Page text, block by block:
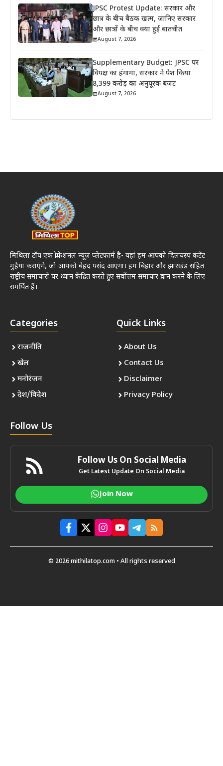
JPSC Protest Update: सरकार और
छात्र के बीच बैठक खत्म, जानिए सरकार
और छात्रों के बीच क्या हुई बातचीत
August 7, 2026
Supplementary Budget: JPSC पर
विपक्ष का हंगामा, सरकार ने पेश किया
8,399 करोड़ का अनुपूरक बजट
August 7, 2026
मिथिला टॉप एक प्रोफेशनल न्यूज़ प्लेटफार्म है- यहां हम आपको दिलचस्प कंटेंट
मुहैया कराएंगे, जो आपको बेहद पसंद आएगा। हम बिहार और झारखंड सहित
राष्ट्रीय समाचारों पर ध्यान केंद्रित करते हुए सर्वोत्तम समाचार प्रदान करने के लिए
समर्पित हैं।
Categories
राजनीति
खेल
मनोरंजन
देश/विदेश
Quick Links
About Us
Contact Us
Disclaimer
Privacy Policy
Follow Us
Follow Us On Social Media
Get Latest Update On Social Media
Join Now
© 2026 mithilatop.com • All rights reserved